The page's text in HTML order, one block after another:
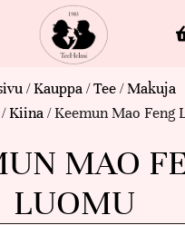
/Kauppa/Tee/Makuja
/Kiina/ Keemun Mao Feng
MAO
LUOMU